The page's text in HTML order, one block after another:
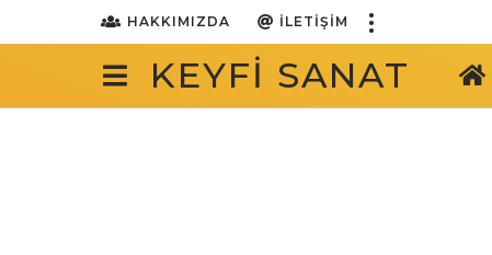
HAKKIMIZDA İLETIŞIM
KEYFI SANAT